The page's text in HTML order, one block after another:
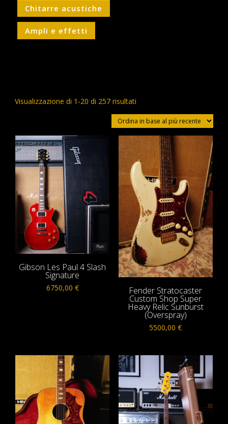
Chitarre acustiche
Ampli e effetti
Visualizzazione di 1-20 di 257 risultatiOrdina
in
base
al
più
recente
Gibson Les Paul 4 Slash
Signature
6750,00 € Fender Stratocaster
Custom Shop Super
Heavy Relic Sunburst
(Overspray)
5500,00€